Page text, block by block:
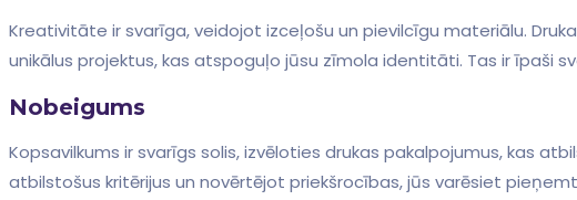
Kreativitāte ir svarīga, veidojot‍ izceļošu un pievilcīgu materiālu.
unikālus projektus,⁤ kas atspoguļo jūsu⁤ zīmola⁢ identitāti. ⁢Tas ir īpaši
Nobeigums
Kopsavilkums​ ir svarīgs solis, izvēloties drukas⁣ pakalpojumus,​ kas
atbilstošus⁢ kritērijus un ⁣novērtējot priekšrocības, jūs varēsiet​